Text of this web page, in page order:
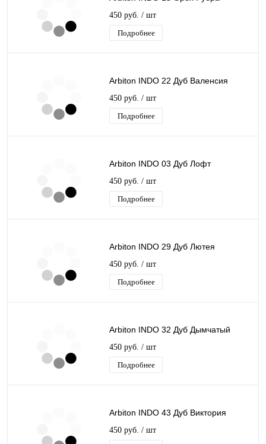
450 руб. / шт
Подробнее
Arbiton INDO 22 Дуб Валенсия
450 руб. / шт
Подробнее
Arbiton INDO 03 Дуб Лофт
450 руб. / шт
Подробнее
Arbiton INDO 29 Дуб Лютея
450 руб. / шт
Подробнее
Arbiton INDO 32 Дуб Дымчатый
450 руб. / шт
Подробнее
Arbiton INDO 43 Дуб Виктория
450 руб. / шт